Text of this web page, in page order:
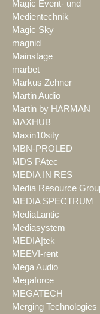
Magic Event- und
Medientechnik
Magic Sky
magnid
Mainstage
marbet
Markus Zehner
Martin Audio
Martin by HARMAN
MAXHUB
Maxin10sity
MBN-PROLED
MDS PAtec
MEDIA IN RES
Media Resource
MEDIA SPECTRUM
MediaLantic
Mediasystem
MEDIA|tek
MEEVI-rent
Mega Audio
Megaforce
MEGATECH
Merging Technologies